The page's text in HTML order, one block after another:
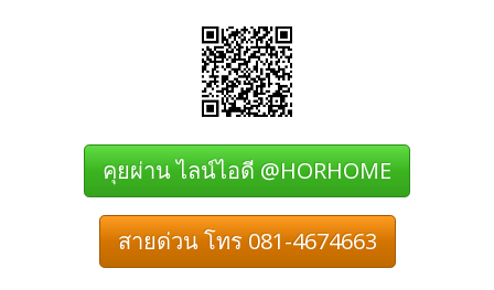
คุยผ่าน ไลน์ไอดี @HORHOME
สายด่วน โทร 081-4674663